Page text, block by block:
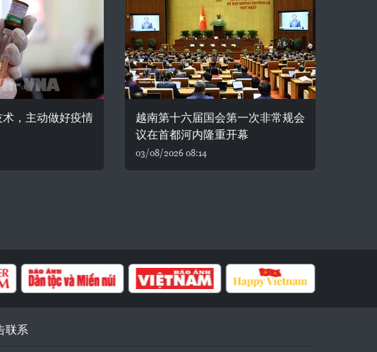
，主动做好疫情
越南第十六届国会第一次非常规会
议在首都河内隆重开幕
03/08/2026 08:14
联系